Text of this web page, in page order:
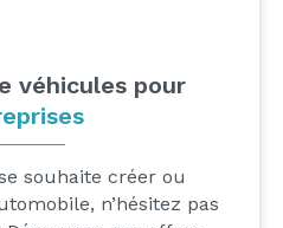
véhicules pour
souhaite créer ou
n’hésitez pas